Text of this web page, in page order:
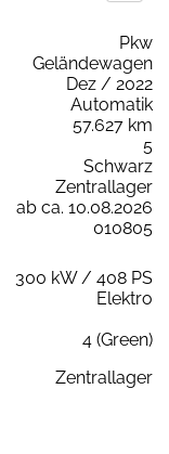
Pkw
Geländewagen
Dez / 2022
Automatik
57.627 km
5
Schwarz
Zentrallager
ab ca. 10.08.2026
010805
300 kW / 408 PS
Elektro
4 (Green)
Zentrallager